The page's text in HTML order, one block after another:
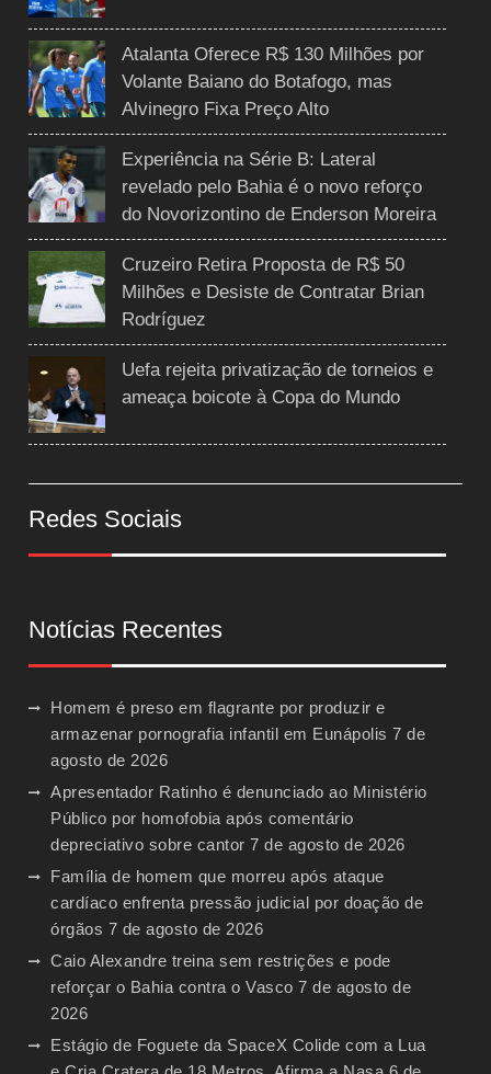
Atalanta Oferece R$ 130 Milhões por
Volante Baiano do Botafogo, mas
Alvinegro Fixa Preço Alto
Experiência na Série B: Lateral
revelado pelo Bahia é o novo reforço
do Novorizontino de Enderson Moreira
Cruzeiro Retira Proposta de R$ 50
Milhões e Desiste de Contratar Brian
Rodríguez
Uefa rejeita privatização de torneios e
ameaça boicote à Copa do Mundo
Redes Sociais
Notícias Recentes
Homem é preso em flagrante por produzir e
armazenar pornografia infantil em Eunápolis 7 de
agosto de 2026
Apresentador Ratinho é denunciado ao Ministério
Público por homofobia após comentário
depreciativo sobre cantor 7 de agosto de 2026
Família de homem que morreu após ataque
cardíaco enfrenta pressão judicial por doação de
órgãos 7 de agosto de 2026
Caio Alexandre treina sem restrições e pode
reforçar o Bahia contra o Vasco 7 de agosto de
2026
Estágio de Foguete da SpaceX Colide com a Lua